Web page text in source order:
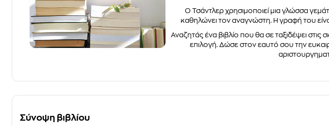
Ο Τσάντλερ χρησιμοποιεί μια γλώσσα
καθηλώνει τον αναγνώστη. Η γραφή του
Αναζητάς ένα βιβλίο που θα σε ταξιδέψει στις
επιλογή. Δώσε στον εαυτό σου την
Σύνοψη βιβλίου